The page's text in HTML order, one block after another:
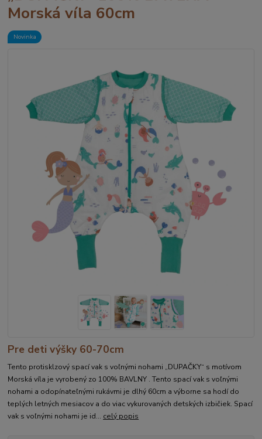
Morská víla 60cm
Novinka
Pre deti výšky 60-70cm
Tento protisklzový spací vak s voľnými nohami „DUPAČKY“ s motívom
Morská víla je vyrobený zo 100% BAVLNY . Tento spací vak s voľnými
nohami a odopínateľnými rukávmi je dlhý 60cm a výborne sa hodí do
teplých letných mesiacov a do viac vykurovaných detských izbičiek. Spací
vak s voľnými nohami je id... celý popis